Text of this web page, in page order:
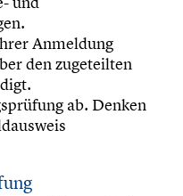
Anmeldung
den zugeteilten
ab. Denken